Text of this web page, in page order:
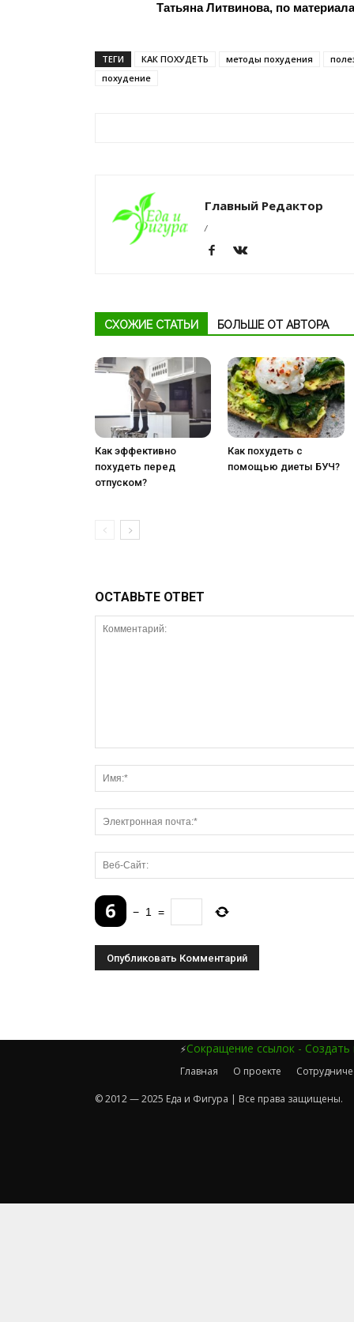
Татьяна Литвинова, по
ТЕГИ КАК ПОХУДЕТЬ методы похудения
похудение
Главный Редактор
/
СХОЖИЕ СТАТЬИ БОЛЬШЕ ОТ АВТОРА
Как эффективно
похудеть перед
отпуском?
Как похудеть с
помощью диеты БУЧ?
ОСТАВЬТЕ ОТВЕТ
− 1 =
⚡Сокращение ссылок - Создать
Главная О проекте
© 2012 — 2025 Еда и Фигура | Все права защищены.